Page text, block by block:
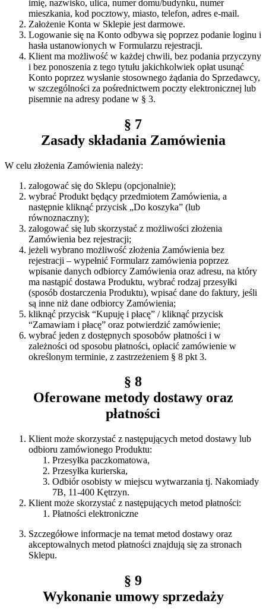
imię, nazwisko, ulica, numer domu/budynku, numer
mieszkania, kod pocztowy, miasto, telefon, adres e-mail.
Założenie Konta w Sklepie jest darmowe.
Logowanie się na Konto odbywa się poprzez podanie loginu i
hasła ustanowionych w Formularzu rejestracji.
Klient ma możliwość w każdej chwili, bez podania przyczyny
i bez ponoszenia z tego tytułu jakichkolwiek opłat usunąć
Konto poprzez wysłanie stosownego żądania do Sprzedawcy,
w szczególności za pośrednictwem poczty elektronicznej lub
pisemnie na adresy podane w § 3.
§ 7
Zasady składania Zamówienia
W celu złożenia Zamówienia należy:
zalogować się do Sklepu (opcjonalnie);
wybrać Produkt będący przedmiotem Zamówienia, a
następnie kliknąć przycisk „Do koszyka” (lub
równoznaczny);
zalogować się lub skorzystać z możliwości złożenia
Zamówienia bez rejestracji;
jeżeli wybrano możliwość złożenia Zamówienia bez
rejestracji – wypełnić Formularz zamówienia poprzez
wpisanie danych odbiorcy Zamówienia oraz adresu, na który
ma nastąpić dostawa Produktu, wybrać rodzaj przesyłki
(sposób dostarczenia Produktu), wpisać dane do faktury, jeśli
są inne niż dane odbiorcy Zamówienia;
kliknąć przycisk “Kupuję i płacę” / kliknąć przycisk
“Zamawiam i płacę” oraz potwierdzić zamówienie;
wybrać jeden z dostępnych sposobów płatności i w
zależności od sposobu płatności, opłacić zamówienie w
określonym terminie, z zastrzeżeniem § 8 pkt 3.
§ 8
Oferowane metody dostawy oraz
płatności
Klient może skorzystać z następujących metod dostawy lub
odbioru zamówionego Produktu:
Przesyłka paczkomatowa,
Przesyłka kurierska,
Odbiór osobisty w miejscu wytwarzania tj. Nakomiady
7B, 11-400 Kętrzyn.
Klient może skorzystać z następujących metod płatności:
Płatności elektroniczne
Szczegółowe informacje na temat metod dostawy oraz
akceptowalnych metod płatności znajdują się za stronach
Sklepu.
§ 9
Wykonanie umowy sprzedaży